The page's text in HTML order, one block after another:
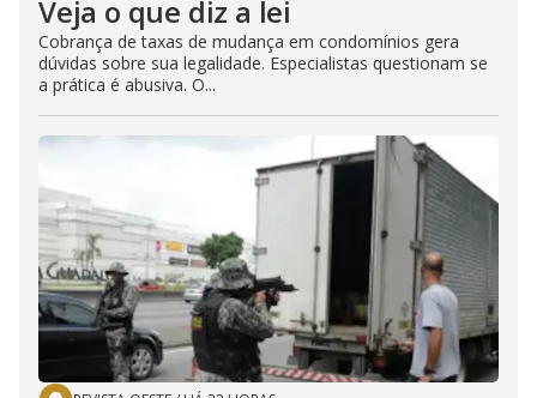
Veja o que diz a lei
Cobrança de taxas de mudança em condomínios gera
dúvidas sobre sua legalidade. Especialistas questionam se
a prática é abusiva. O...